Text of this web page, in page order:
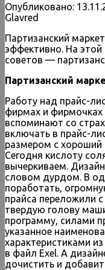
Опубликовано:
Glavred
Партизанский
эффективно. На
советов —
Партизанский
Работу над прайс-
фирмах и
вспоминают со
включать в прайс-
размером с
Сегодня кислоту
вычеркиваем.
словом дурдом. В
поработать,
прайса переложили
твердую голову
программу, силами
указанное
характеристиками
в файл Exel. А
дочистить и